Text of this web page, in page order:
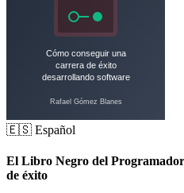
🇪🇸 Español
El Libro Negro del
de éxito